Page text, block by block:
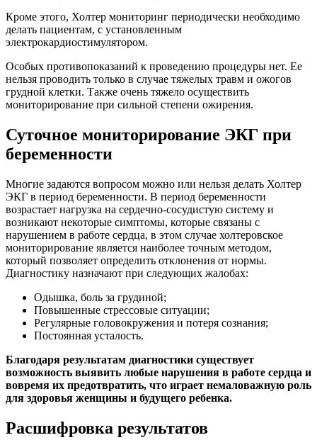
Кроме этого, Холтер мониторинг периодически необходимо
делать пациентам, с установленным
электрокардиостимулятором.
Особых противопоказаний к проведению процедуры нет. Ее
нельзя проводить только в случае тяжелых травм и ожогов
грудной клетки. Также очень тяжело осуществить
мониторирование при сильной степени ожирения.
Суточное мониторирование ЭКГ при
беременности
Многие задаются вопросом можно или нельзя делать Холтер
ЭКГ в период беременности. В период беременности
возрастает нагрузка на сердечно-сосудистую систему и
возникают некоторые симптомы, которые связаны с
нарушением в работе сердца, в этом случае холтеровское
мониторирование является наиболее точным методом,
который позволяет определить отклонения от нормы.
Диагностику назначают при следующих жалобах:
Одышка, боль за грудиной;
Повышенные стрессовые ситуации;
Регулярные головокружения и потеря сознания;
Постоянная усталость.
Благодаря результатам диагностики существует
возможность выявить любые нарушения в работе сердца и
вовремя их предотвратить, что играет немаловажную роль
для здоровья женщины и будущего ребенка.
Расшифровка результатов